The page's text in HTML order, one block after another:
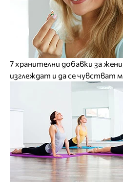
7 хранителни добавки за
изглеждат и да се чувстват